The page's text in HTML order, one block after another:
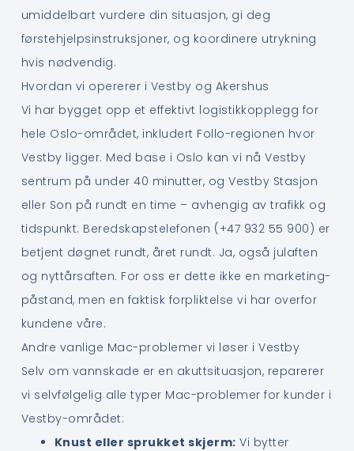
umiddelbart vurdere din situasjon, gi deg
førstehjelpsinstruksjoner, og koordinere utrykning
hvis nødvendig.
Hvordan vi opererer i Vestby og Akershus
Vi har bygget opp et effektivt logistikkopplegg for
hele Oslo-området, inkludert Follo-regionen hvor
Vestby ligger. Med base i Oslo kan vi nå Vestby
sentrum på under 40 minutter, og Vestby Stasjon
eller Son på rundt en time – avhengig av trafikk og
tidspunkt. Beredskapstelefonen (+47 932 55 900) er
betjent døgnet rundt, året rundt. Ja, også julaften
og nyttårsaften. For oss er dette ikke en marketing-
påstand, men en faktisk forpliktelse vi har overfor
kundene våre.
Andre vanlige Mac-problemer vi løser i Vestby
Selv om vannskade er en akuttsituasjon, reparerer
vi selvfølgelig alle typer Mac-problemer for kunder i
Vestby-området:
Knust eller sprukket skjerm: Vi bytter